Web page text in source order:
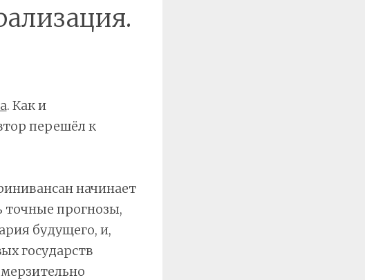
. Как и
перешёл к
начинает
точные прогнозы,
будущего, и,
государств